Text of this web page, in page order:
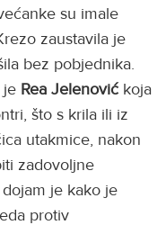
su imale
zaustavila je
bez pobjednika.
je Rea Jelenovićkoja
što s krila ili iz
utakmice, nakon
zadovoljne
je kako je
protiv